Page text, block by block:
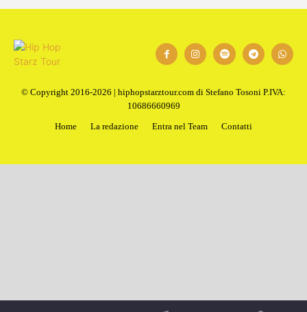
© Copyright 2016-2026 | hiphopstarztour.com di Stefano Tosoni P.IVA:
10686660969
Home
La redazione Entra nel Team Contatti